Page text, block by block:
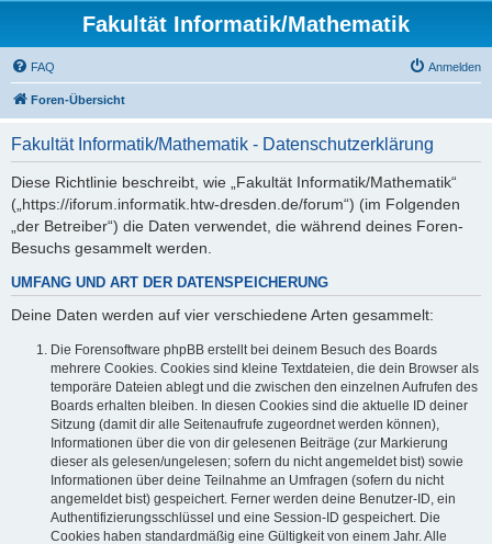
Fakultät Informatik/Mathematik
FAQ Anmelden
Foren-Übersicht
Fakultät Informatik/Mathematik - Datenschutzerklärung
Diese Richtlinie beschreibt, wie „Fakultät Informatik/Mathematik“
(„https://iforum.informatik.htw-dresden.de/forum“) (im Folgenden
„der Betreiber“) die Daten verwendet, die während deines Foren-
Besuchs gesammelt werden.
UMFANG UND ART DER DATENSPEICHERUNG
Deine Daten werden auf vier verschiedene Arten gesammelt:
Die Forensoftware phpBB erstellt bei deinem Besuch des Boards
mehrere Cookies. Cookies sind kleine Textdateien, die dein Browser als
temporäre Dateien ablegt und die zwischen den einzelnen Aufrufen des
Boards erhalten bleiben. In diesen Cookies sind die aktuelle ID deiner
Sitzung (damit dir alle Seitenaufrufe zugeordnet werden können),
Informationen über die von dir gelesenen Beiträge (zur Markierung
dieser als gelesen/ungelesen; sofern du nicht angemeldet bist) sowie
Informationen über deine Teilnahme an Umfragen (sofern du nicht
angemeldet bist) gespeichert. Ferner werden deine Benutzer-ID, ein
Authentifizierungsschlüssel und eine Session-ID gespeichert. Die
Cookies haben standardmäßig eine Gültigkeit von einem Jahr. Alle